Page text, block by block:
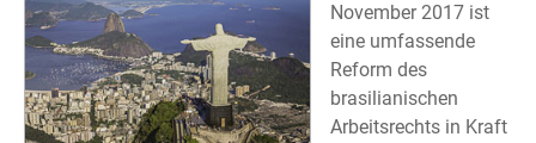
November 2017 ist
eine umfassende
Reform des
brasilianischen
Arbeitsrechts in Kraft